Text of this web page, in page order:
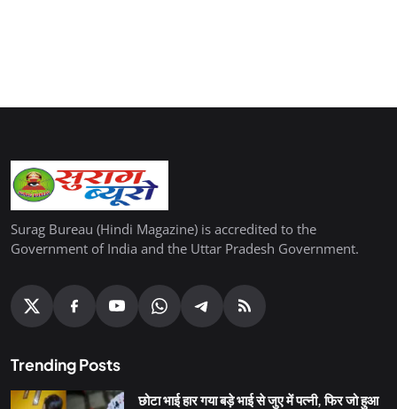
Surag Bureau (Hindi Magazine) is accredited to the
Government of India and the Uttar Pradesh Government.
Trending Posts
छोटा भाई हार गया बड़े भाई से जुए में पत्नी, फिर जो हुआ